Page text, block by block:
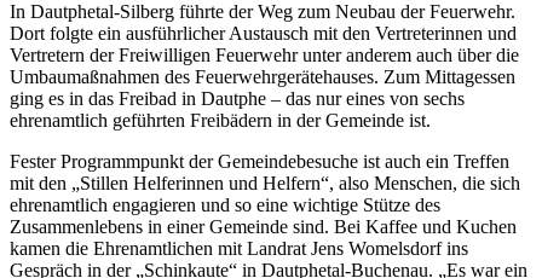
In Dautphetal-Silberg führte der Weg zum Neubau der Feuerwehr.
Dort folgte ein ausführlicher Austausch mit den Vertreterinnen und
Vertretern der Freiwilligen Feuerwehr unter anderem auch über die
Umbaumaßnahmen des Feuerwehrgerätehauses. Zum Mittagessen
ging es in das Freibad in Dautphe – das nur eines von sechs
ehrenamtlich geführten Freibädern in der Gemeinde ist.
Fester Programmpunkt der Gemeindebesuche ist auch ein Treffen
mit den „Stillen Helferinnen und Helfern“, also Menschen, die sich
ehrenamtlich engagieren und so eine wichtige Stütze des
Zusammenlebens in einer Gemeinde sind. Bei Kaffee und Kuchen
kamen die Ehrenamtlichen mit Landrat Jens Womelsdorf ins
Gespräch in der „Schinkaute“ in Dautphetal-Buchenau. „Es war ein